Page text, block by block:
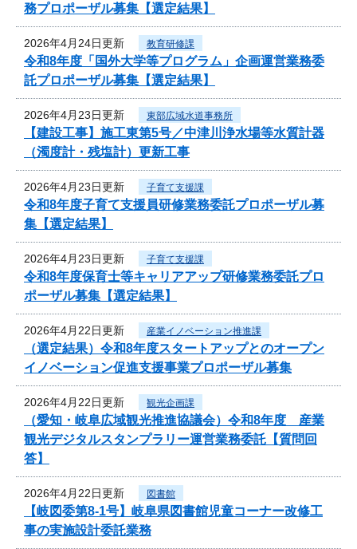
務プロポーザル募集【選定結果】
2026年4月24日更新 教育研修課
令和8年度「国外大学等プログラム」企画運営業務委
託プロポーザル募集【選定結果】
2026年4月23日更新 東部広域水道事務所
【建設工事】施工東第5号／中津川浄水場等水質計器
（濁度計・残塩計）更新工事
2026年4月23日更新 子育て支援課
令和8年度子育て支援員研修業務委託プロポーザル募
集【選定結果】
2026年4月23日更新 子育て支援課
令和8年度保育士等キャリアアップ研修業務委託プロ
ポーザル募集【選定結果】
2026年4月22日更新 産業イノベーション推進課
（選定結果）令和8年度スタートアップとのオープン
イノベーション促進支援事業プロポーザル募集
2026年4月22日更新 観光企画課
（愛知・岐阜広域観光推進協議会）令和8年度 産業
観光デジタルスタンプラリー運営業務委託【質問回
答】
2026年4月22日更新 図書館
【岐図委第8-1号】岐阜県図書館児童コーナー改修工
事の実施設計委託業務